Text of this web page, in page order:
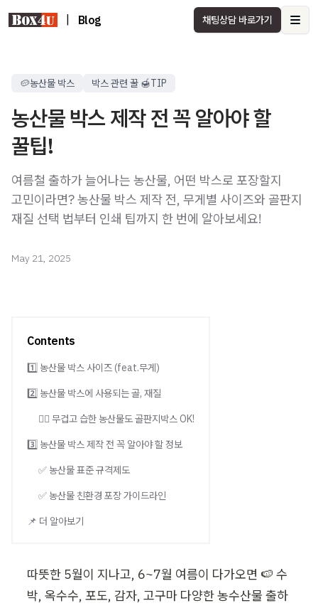
Blog 채팅상담 바로가기
🥔농산물 박스 박스 관련 꿀 🍯TIP
농산물 박스 제작 전 꼭 알아야 할
꿀팁!
여름철 출하가 늘어나는 농산물, 어떤 박스로 포장할지
고민이라면? 농산물 박스 제작 전, 무게별 사이즈와 골판지
재질 선택 법부터 인쇄 팁까지 한 번에 알아보세요!
May 21, 2025
Contents
1️⃣ 농산물 박스 사이즈 (feat.무게)
2️⃣ 농산물 박스에 사용되는 골, 재질
🙆‍♀️ 무겁고 습한 농산물도 골판지박스 OK!
3️⃣ 농산물 박스 제작 전 꼭 알아야 할 정보
✅ 농산물 표준 규격제도
✅ 농산물 친환경 포장 가이드라인
📌 더 알아보기
따뜻한 5월이 지나고, 6~7월 여름이 다가오면 🍉 수
박, 옥수수, 포도, 감자, 고구마 다양한 농수산물 출하